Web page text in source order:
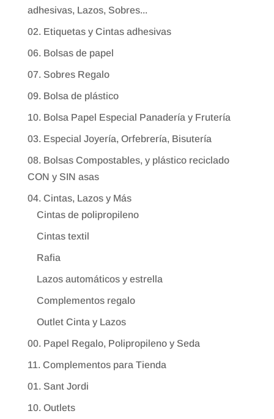
adhesivas, Lazos, Sobres...
02. Etiquetas y Cintas adhesivas
06. Bolsas de papel
07. Sobres Regalo
09. Bolsa de plástico
10. Bolsa Papel Especial Panadería y Frutería
03. Especial Joyería, Orfebrería, Bisutería
08. Bolsas Compostables, y plástico reciclado
CON y SIN asas
04. Cintas, Lazos y Más
Cintas de polipropileno
Cintas textil
Rafia
Lazos automáticos y estrella
Complementos regalo
Outlet Cinta y Lazos
00. Papel Regalo, Polipropileno y Seda
11. Complementos para Tienda
01. Sant Jordi
10. Outlets